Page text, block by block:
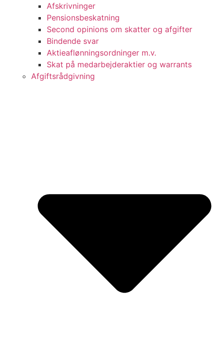
Afskrivninger
Pensionsbeskatning
Second opinions om skatter og afgifter
Bindende svar
Aktieaflønningsordninger m.v.
Skat på medarbejderaktier og warrants
Afgiftsrådgivning